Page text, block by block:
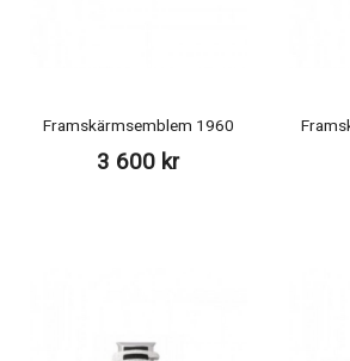
Framskärmsemblem 1960
3 600 kr